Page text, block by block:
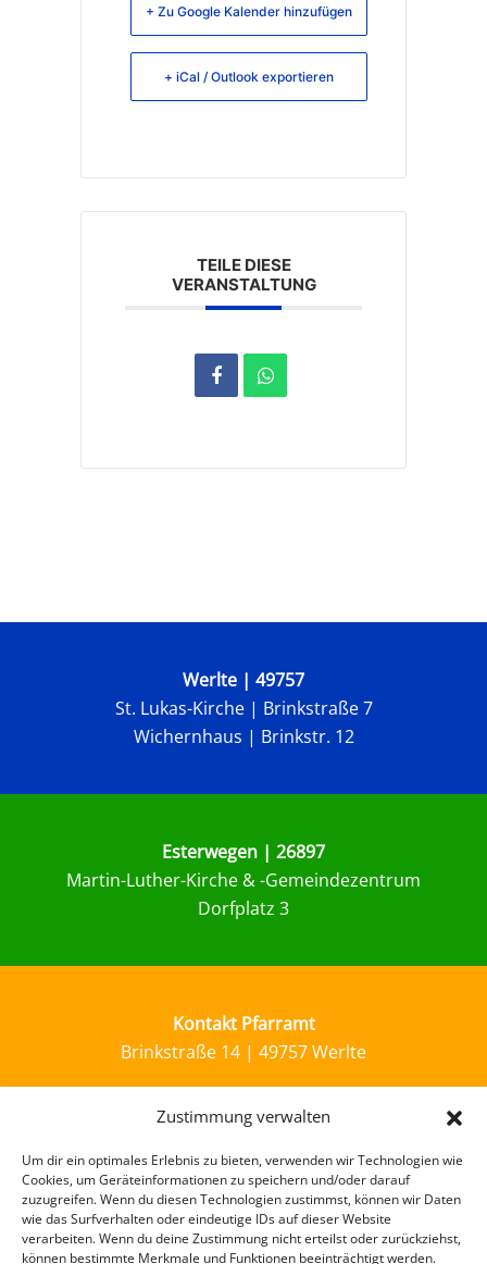
Zustimmung verwalten
Um dir ein optimales Erlebnis zu bieten, verwenden wir Technologien wie
Cookies, um Geräteinformationen zu speichern und/oder darauf
zuzugreifen. Wenn du diesen Technologien zustimmst, können wir Daten
wie das Surfverhalten oder eindeutige IDs auf dieser Website
verarbeiten. Wenn du deine Zustimmung nicht erteilst oder zurückziehst,
können bestimmte Merkmale und Funktionen beeinträchtigt werden.
+ Zu Google Kalender hinzufügen
+ iCal / Outlook exportieren
TEILE DIESE
VERANSTALTUNG
Werlte | 49757
St. Lukas-Kirche | Brinkstraße 7
Wichernhaus | Brinkstr. 12
Esterwegen | 26897
Martin-Luther-Kirche & -Gemeindezentrum
Dorfplatz 3
Kontakt Pfarramt
Brinkstraße 14 | 49757 Werlte
Pfarrbüro | 49757 Werlte
Mo.-Do.: 08:00–11:30 Uhr |Brinkstr. 12
Tel.:05951 3316| E-Mail:kg.werlte@evlka.de